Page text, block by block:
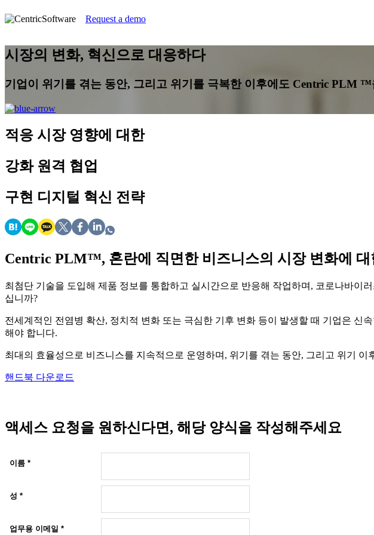
Request a demo
시장의 변화, 혁신으로 대응하다
기업이 위기를 겪는 동안, 그리고 위기를 극복한 이후에도 Centric PLM
적응 시장 영향에 대한
강화 원격 협업
구현 디지털 혁신 전략
Centric PLM™, 혼란에 직면한 비즈니스의 시장 변화에
최첨단 기술을 도입해 제품 정보를 통합하고 실시간으로 반응해 작업하며, 코로나바이
십니까?
전세계적인 전염병 확산, 정치적 변화 또는 극심한 기후 변화 등이 발생할 때 기업은 신
해야 합니다.
최대의 효율성으로 비즈니스를 지속적으로 운영하며, 위기를 겪는 동안, 그리고 위기 이
핸드북 다운로드
액세스 요청을 원하신다면, 해당 양식을 작성해주세요